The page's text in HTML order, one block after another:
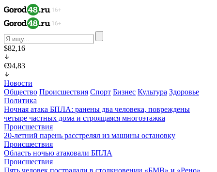
$82,16
€94,83
Новости
Общество Происшествия Спорт Бизнес Культура Здоровье
Политика
Ночная атака БПЛА: ранены два человека, повреждены
четыре частных дома и строящаяся многоэтажка
Происшествия
20-летний парень расстрелял из машины остановку
Происшествия
Область ночью атаковали БПЛА
Происшествия
Пять человек пострадали в столкновении «БМВ» и «Рено»